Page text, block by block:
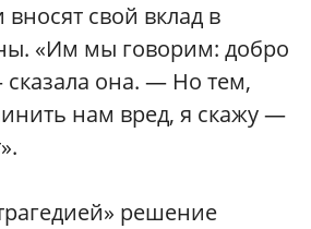
свой вклад в
«Им мы говорим: добро
она. — Но тем,
нам вред, я скажу —
решение